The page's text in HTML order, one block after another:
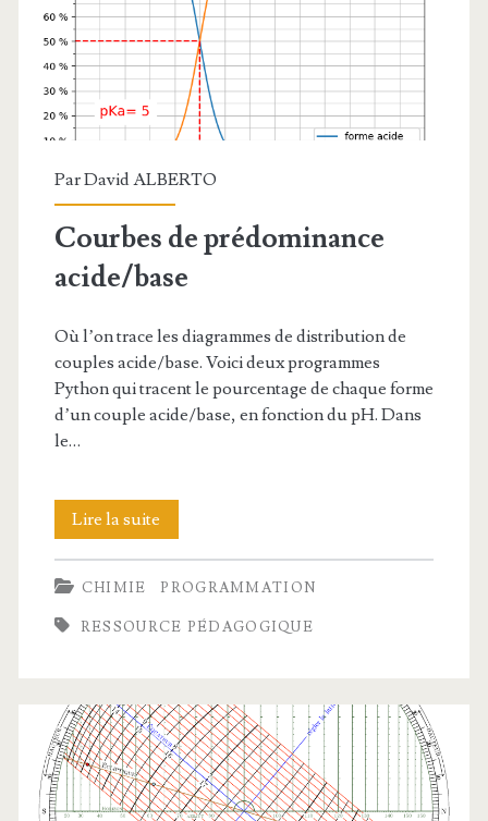
ParDavid ALBERTO
Courbes de prédominance
acide/base
Où l’on trace les diagrammes de distribution de
couples acide/base. Voici deux programmes
Python qui tracent le pourcentage de chaque forme
d’un couple acide/base, en fonction du pH. Dans
le…
Lire la suite
de
prédominance
acide/base
CHIMIE PROGRAMMATION
RESSOURCE PÉDAGOGIQUE